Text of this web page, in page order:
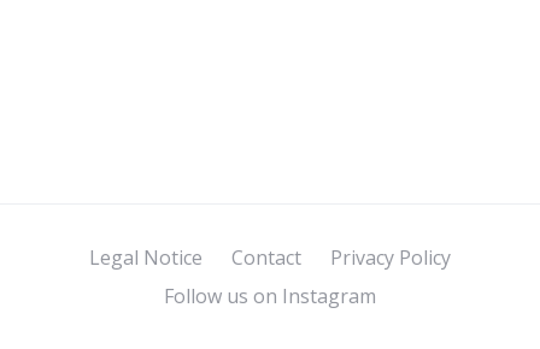
Legal Notice Contact
Privacy Policy
Follow us on Instagram